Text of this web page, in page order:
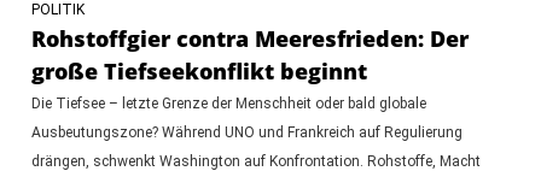
POLITIK
Rohstoffgier contra Meeresfrieden: Der
große Tiefseekonflikt beginnt
Die Tiefsee – letzte Grenze der Menschheit oder bald globale
Ausbeutungszone? Während UNO und Frankreich auf Regulierung
drängen, schwenkt Washington auf Konfrontation. Rohstoffe, Macht